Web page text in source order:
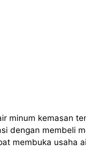
minum kemasan
dengan membeli
membuka usaha